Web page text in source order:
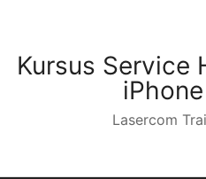
Kursus Service
Lasercom